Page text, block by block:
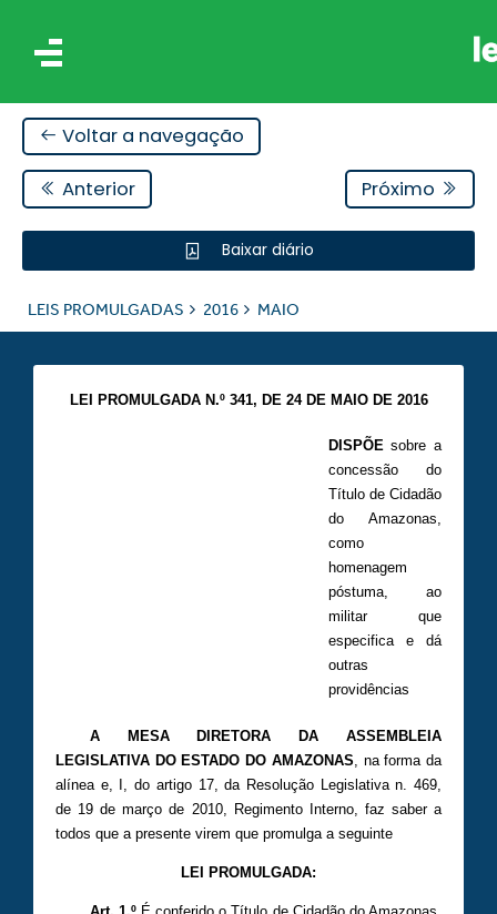
Voltar a navegação
Anterior Próximo
Baixar diário
LEIS PROMULGADAS 2016 MAIO
LEI PROMULGADA N.º 341, DE 24 DE MAIO DE 2016
DISPÕEsobre a
concessão do
Título de Cidadão
do Amazonas,
como
homenagem
póstuma, ao
militar que
especifica e dá
outras
providências
A MESA DIRETORA DA ASSEMBLEIA
LEGISLATIVA DO ESTADO DO AMAZONAS , na forma da
alínea e, I, do artigo 17, da Resolução Legislativa n. 469,
de 19 de março de 2010, Regimento Interno, faz saber a
todos que a presente virem que promulga a seguinte
LEI PROMULGADA: